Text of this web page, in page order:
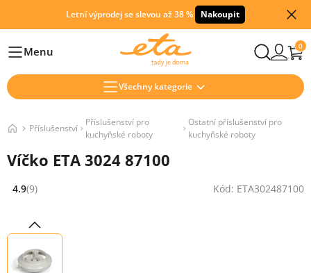
Letní výprodej se slevou až 38 % Nakoupit
HlavníMenu 0
Všechny kategorie
Příslušenství
Příslušenství pro
kuchyňské roboty
Ostatní příslušenství pro
kuchyňské roboty
Víčko ETA 3024 87100
Hodnocení: 4.9 z 5 (9 recenzí)
4.9(9) Kód: ETA302487100